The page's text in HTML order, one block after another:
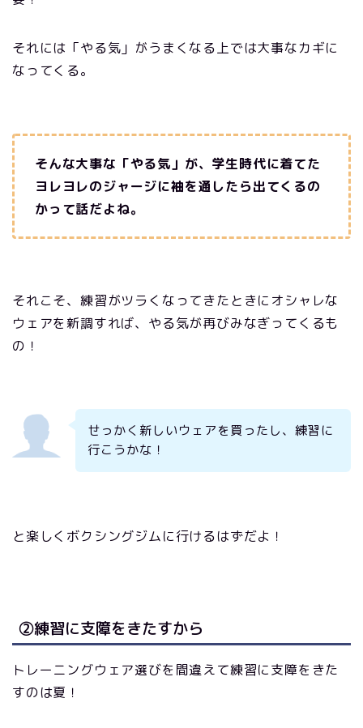
それには「やる気」がうまくなる上では大事なカギに
なってくる。
そんな大事な「やる気」が、学生時代に着てた
ヨレヨレのジャージに袖を通したら出てくるの
かって話だよね。
それこそ、練習がツラくなってきたときにオシャレな
ウェアを新調すれば、やる気が再びみなぎってくるも
の！
せっかく新しいウェアを買ったし、練習に
行こうかな！
と楽しくボクシングジムに行けるはずだよ！
②練習に支障をきたすから
トレーニングウェア選びを間違えて練習に支障をきた
すのは夏！